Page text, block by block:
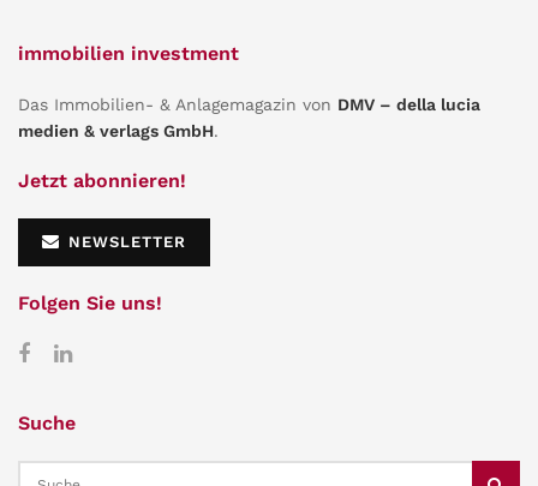
immobilien investment
Das Immobilien- & Anlagemagazin von DMV – della lucia
medien & verlags GmbH.
Jetzt abonnieren!
NEWSLETTER
Folgen Sie uns!
Suche